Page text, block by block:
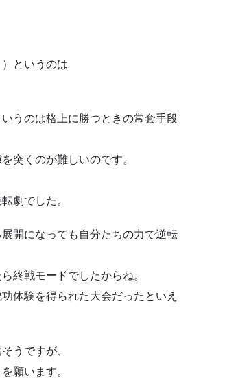
というのは
うのは格上に勝つときの常套手段
突くのが難しいのです。
劇でした。
開になっても自分たちの力で逆転
終戦モードでしたからね。
体験を得られた大会だったといえ
うですが、
願います。